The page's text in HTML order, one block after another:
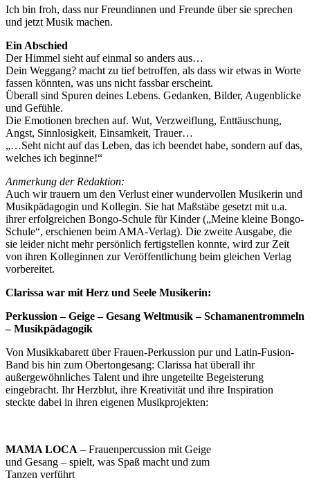
Ich bin froh, dass nur Freundinnen und Freunde über sie sprechen
und jetzt Musik machen.
Ein Abschied
Der Himmel sieht auf einmal so anders aus…
Dein Weggang? macht zu tief betroffen, als dass wir etwas in Worte
fassen könnten, was uns nicht fassbar erscheint.
Überall sind Spuren deines Lebens. Gedanken, Bilder, Augenblicke
und Gefühle.
Die Emotionen brechen auf. Wut, Verzweiflung, Enttäuschung,
Angst, Sinnlosigkeit, Einsamkeit, Trauer…
„…Seht nicht auf das Leben, das ich beendet habe, sondern auf das,
welches ich beginne!“
Anmerkung der Redaktion:
Auch wir trauern um den Verlust einer wundervollen Musikerin und
Musikpädagogin und Kollegin. Sie hat Maßstäbe gesetzt mit u.a.
ihrer erfolgreichen Bongo-Schule für Kinder („Meine kleine Bongo-
Schule“, erschienen beim AMA-Verlag). Die zweite Ausgabe, die
sie leider nicht mehr persönlich fertigstellen konnte, wird zur Zeit
von ihren Kolleginnen zur Veröffentlichung beim gleichen Verlag
vorbereitet.
Clarissa war mit Herz und Seele Musikerin:
Perkussion – Geige – Gesang Weltmusik – Schamanentrommeln
– Musikpädagogik
Von Musikkabarett über Frauen-Perkussion pur und Latin-Fusion-
Band bis hin zum Obertongesang: Clarissa hat überall ihr
außergewöhnliches Talent und ihre ungeteilte Begeisterung
eingebracht. Ihr Herzblut, ihre Kreativität und ihre Inspiration
steckte dabei in ihren eigenen Musikprojekten:
MAMA LOCA – Frauenpercussion mit Geige
und Gesang – spielt, was Spaß macht und zum
Tanzen verführt